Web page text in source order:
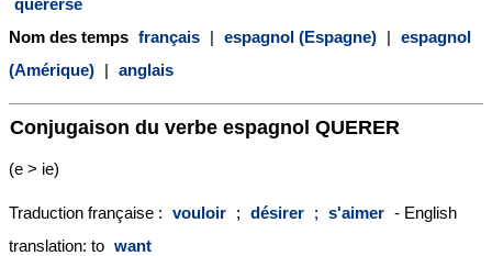
Nom des temps français | espagnol (Espagne) | espagnol
(Amérique) | anglais
Conjugaison du verbe espagnol QUERER
(e > ie)
Traduction française : vouloir ; désirer ; s'aimer - English
translation: to want